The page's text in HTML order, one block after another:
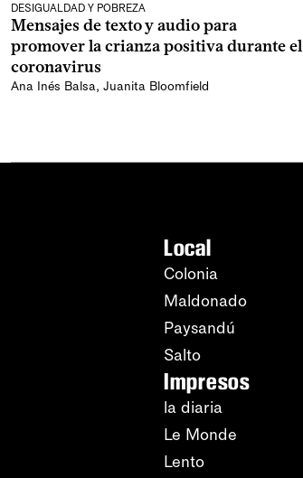
DESIGUALDAD Y POBREZA
Mensajes de texto y audio para
promover la crianza positiva durante el
coronavirus
Ana Inés Balsa, Juanita Bloomfield
Local
Colonia
Maldonado
Paysandú
Salto
Impresos
la diaria
Le Monde
Lento